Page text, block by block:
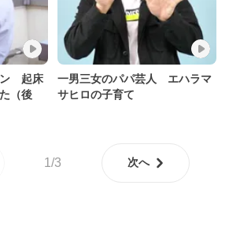
ン 起床
（後
一男三女のパパ芸人 エハラマ
サヒロの子育て
1/3 次へ